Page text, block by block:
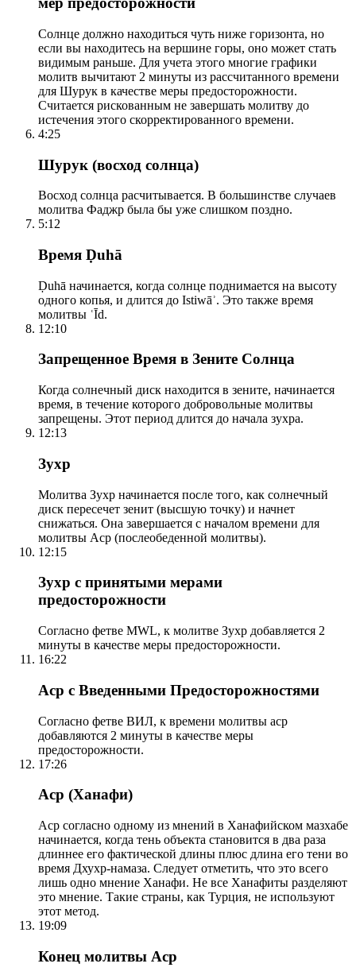
Солнце должно находиться чуть ниже горизонта, но
если вы находитесь на вершине горы, оно может стать
видимым раньше. Для учета этого многие графики
молитв вычитают 2 минуты из рассчитанного времени
для Шурук в качестве меры предосторожности.
Считается рискованным не завершать молитву до
истечения этого скорректированного времени.
4:25
Шурук (восход солнца)
Восход солнца расчитывается. В большинстве случаев
молитва Фаджр была бы уже слишком поздно.
5:12
Время Ḍuhā
Ḍuhā начинается, когда солнце поднимается на высоту
одного копья, и длится до Istiwāʾ. Это также время
молитвы ʿĪd.
12:10
Запрещенное Время в Зените Солнца
Когда солнечный диск находится в зените, начинается
время, в течение которого добровольные молитвы
запрещены. Этот период длится до начала зухра.
12:13
Зухр
Молитва Зухр начинается после того, как солнечный
диск пересечет зенит (высшую точку) и начнет
снижаться. Она завершается с началом времени для
молитвы Аср (послеобеденной молитвы).
12:15
Зухр с принятыми мерами
предосторожности
Согласно фетве MWL, к молитве Зухр добавляется 2
минуты в качестве меры предосторожности.
16:22
Аср с Введенными Предосторожностями
Согласно фетве ВИЛ, к времени молитвы аср
добавляются 2 минуты в качестве меры
предосторожности.
17:26
Аср (Ханафи)
Аср согласно одному из мнений в Ханафийском мазхабе
начинается, когда тень объекта становится в два раза
длиннее его фактической длины плюс длина его тени во
время Дхухр-намаза. Следует отметить, что это всего
лишь одно мнение Ханафи. Не все Ханафиты разделяют
это мнение. Такие страны, как Турция, не используют
этот метод.
19:09
Конец молитвы Аср